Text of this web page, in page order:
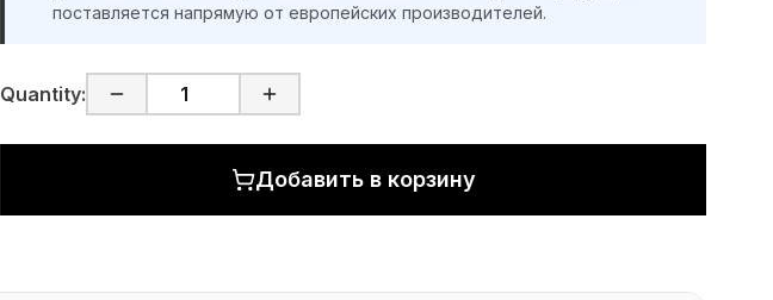
поставляется напрямую от европейских производителей.
Quantity:
Добавить в корзину